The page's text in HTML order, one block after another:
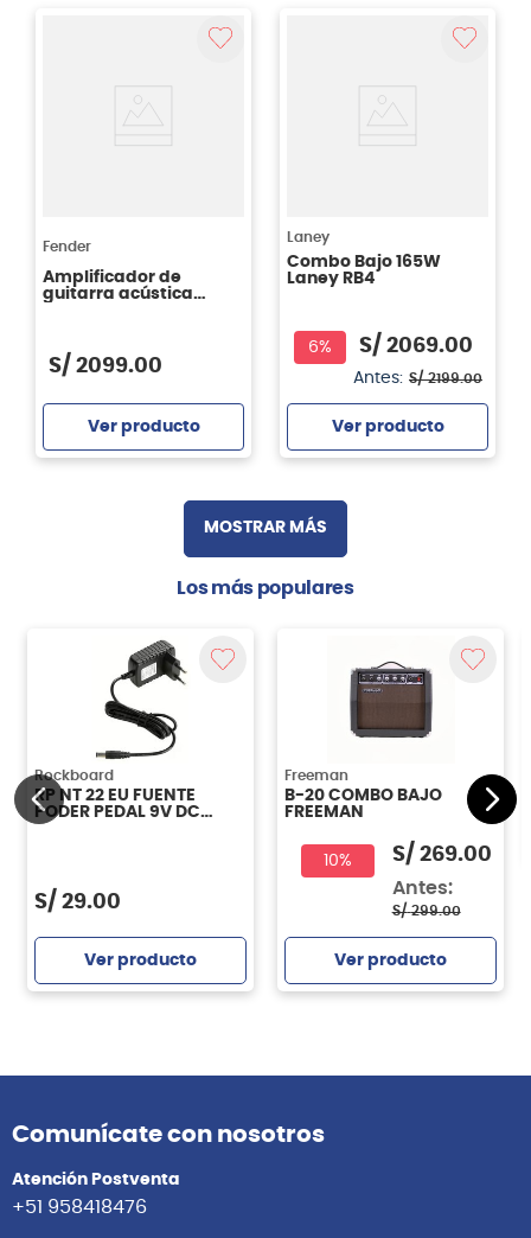
Fender
Amplificador de
guitarra acústica
S/ 2099.00
Ver producto
Laney
Combo Bajo 165W
Laney RB4
6% S/ 2069.00
Antes: S/ 2199.00
Ver producto
MOSTRAR MÁS
Los más populares
Rockboard
RP NT 22 EU FUENTE
PODER PEDAL 9V DC
500mA ROCKPOWER
S/ 29.00
Ver producto
Freeman
B-20 COMBO BAJO
FREEMAN
10% S/ 269.00
Antes:
S/ 299.00
Ver producto
Comunícate con nosotros
Atención Postventa
+51 958418476